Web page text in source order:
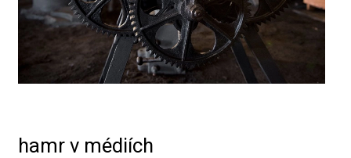
hamr v médiích